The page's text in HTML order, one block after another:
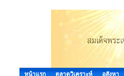
หน้าแรก ตลาดวิเคราะห์ อสังหา